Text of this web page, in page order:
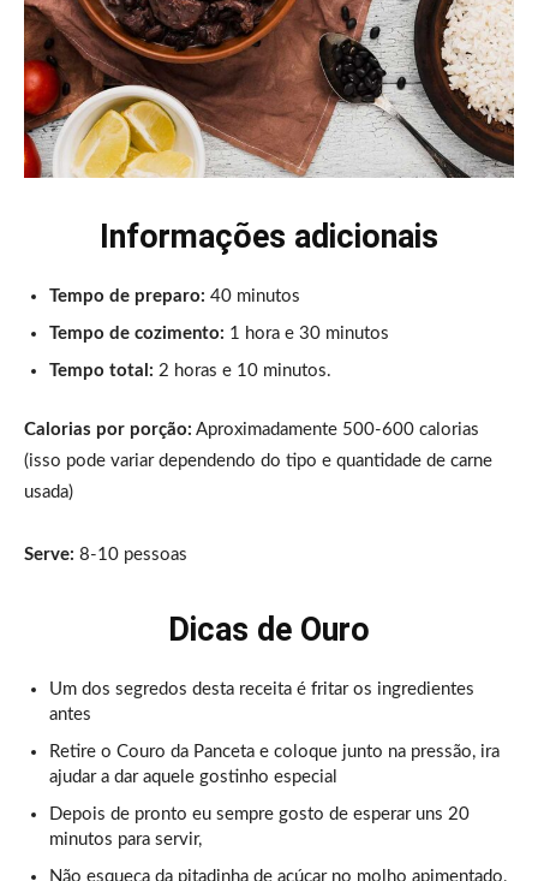
Informações adicionais
Tempo de preparo: 40 minutos
Tempo de cozimento: 1 hora e 30 minutos
Tempo total: 2 horas e 10 minutos.
Calorias por porção: Aproximadamente 500-600 calorias
(isso pode variar dependendo do tipo e quantidade de carne
usada)
Serve: 8-10 pessoas
Dicas de Ouro
Um dos segredos desta receita é fritar os ingredientes
antes
Retire o Couro da Panceta e coloque junto na pressão, ira
ajudar a dar aquele gostinho especial
Depois de pronto eu sempre gosto de esperar uns 20
minutos para servir,
Não esqueça da pitadinha de açúcar no molho apimentado,